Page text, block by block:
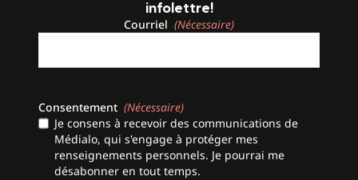
infolettre!
Courriel (Nécessaire)
Consentement (Nécessaire)
Je consens à recevoir des communications de
Médialo, qui s'engage à protéger mes
renseignements personnels. Je pourrai me
désabonner en tout temps.